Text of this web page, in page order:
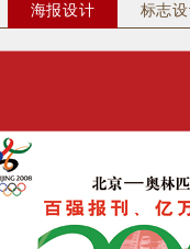
海报设计 标志